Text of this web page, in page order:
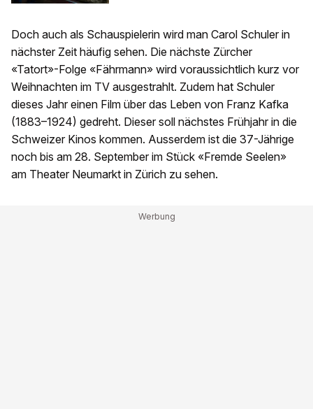
Doch auch als Schauspielerin wird man Carol Schuler in
nächster Zeit häufig sehen. Die nächste Zürcher
«Tatort»-Folge «Fährmann» wird voraussichtlich kurz vor
Weihnachten im TV ausgestrahlt. Zudem hat Schuler
dieses Jahr einen Film über das Leben von Franz Kafka
(1883–1924) gedreht. Dieser soll nächstes Frühjahr in die
Schweizer Kinos kommen. Ausserdem ist die 37-Jährige
noch bis am 28. September im Stück «Fremde Seelen»
am Theater Neumarkt in Zürich zu sehen.